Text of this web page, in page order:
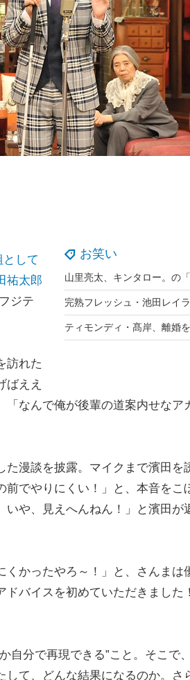
お笑い
として
祐太郎
ジテ
訪れた
ばええ
なんで俺が後輩の道案内せなア
漫談を披露。マイクまで濱田を
でやりにくい！」と、本音をこ
や、見えへんねん！」と濱田が
ったやろ～！」と、さんまは
バイスを初めていただきました
分で再現できる”こと。そこで
て、どんな結果になるのか。さ